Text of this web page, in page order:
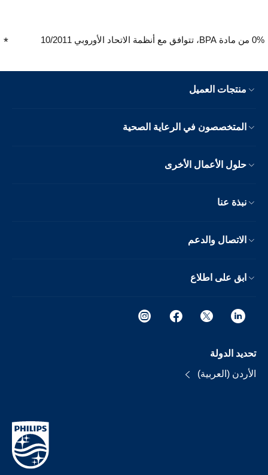
0% من مادة BPA، تتوافق مع أنظمة الاتحاد الأوروبي 10/2011
منتجات العميل
المتخصصون في الرعاية الصحية
حلول الأعمال الأخرى
نبذة عنا
الاتصال والدعم
ابق على اطلاع
تحديد الدولة
الأردن (العربية)